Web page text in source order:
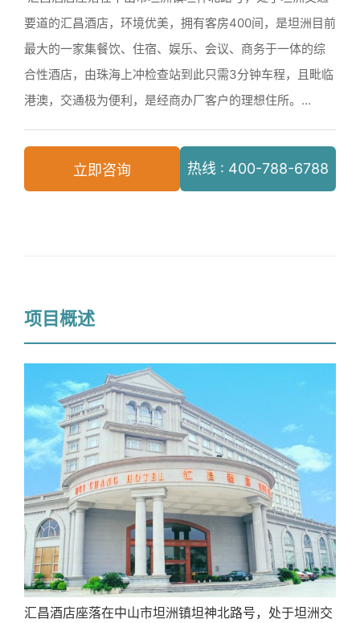
要道的汇昌酒店，环境优美，拥有客房400间，是坦洲目前
最大的一家集餐饮、住宿、娱乐、会议、商务于一体的综
合性酒店，由珠海上冲检查站到此只需3分钟车程，且毗临
港澳，交通极为便利，是经商办厂客户的理想住所。...
立即咨询 热线 : 400-788-6788
项目概述
汇昌酒店座落在中山市坦洲镇坦神北路号，处于坦洲交